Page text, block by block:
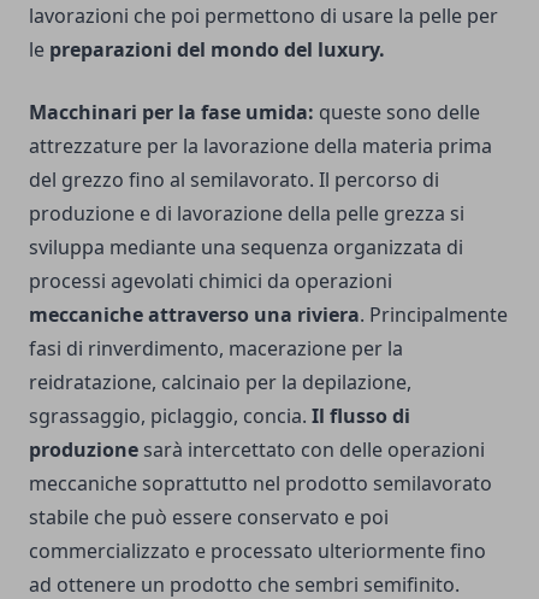
lavorazioni che poi permettono di usare la pelle per
le preparazioni del mondo del luxury.
Macchinari per la fase umida: queste sono delle
attrezzature per la lavorazione della materia prima
del grezzo fino al semilavorato. Il percorso di
produzione e di lavorazione della pelle grezza si
sviluppa mediante una sequenza organizzata di
processi agevolati chimici da operazioni
meccaniche attraverso una riviera. Principalmente
fasi di rinverdimento, macerazione per la
reidratazione, calcinaio per la depilazione,
sgrassaggio, piclaggio, concia. Il flusso di
produzione sarà intercettato con delle operazioni
meccaniche soprattutto nel prodotto semilavorato
stabile che può essere conservato e poi
commercializzato e processato ulteriormente fino
ad ottenere un prodotto che sembri semifinito.